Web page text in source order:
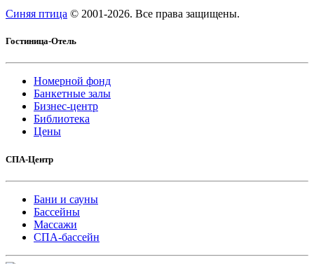
Синяя птица © 2001-2026. Все права защищены.
Гостиница-Отель
Номерной фонд
Банкетные залы
Бизнес-центр
Библиотека
Цены
СПА-Центр
Бани и сауны
Бассейны
Массажи
СПА-бассейн